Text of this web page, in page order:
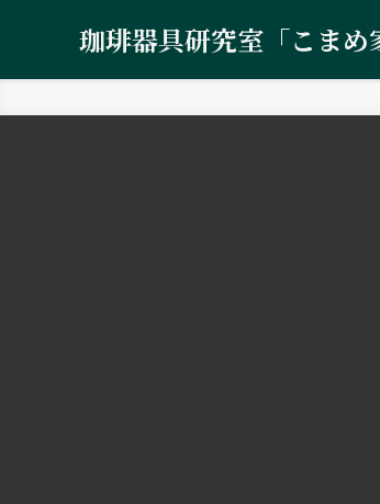
珈琲器具研究室「こまめ